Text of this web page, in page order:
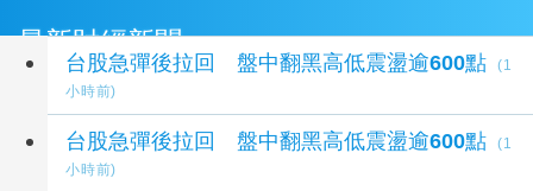
最新財經新聞
台股急彈後拉回 盤中翻黑高低震盪逾600點
(1
小時前)
台股急彈後拉回 盤中翻黑高低震盪逾600點
(1
小時前)